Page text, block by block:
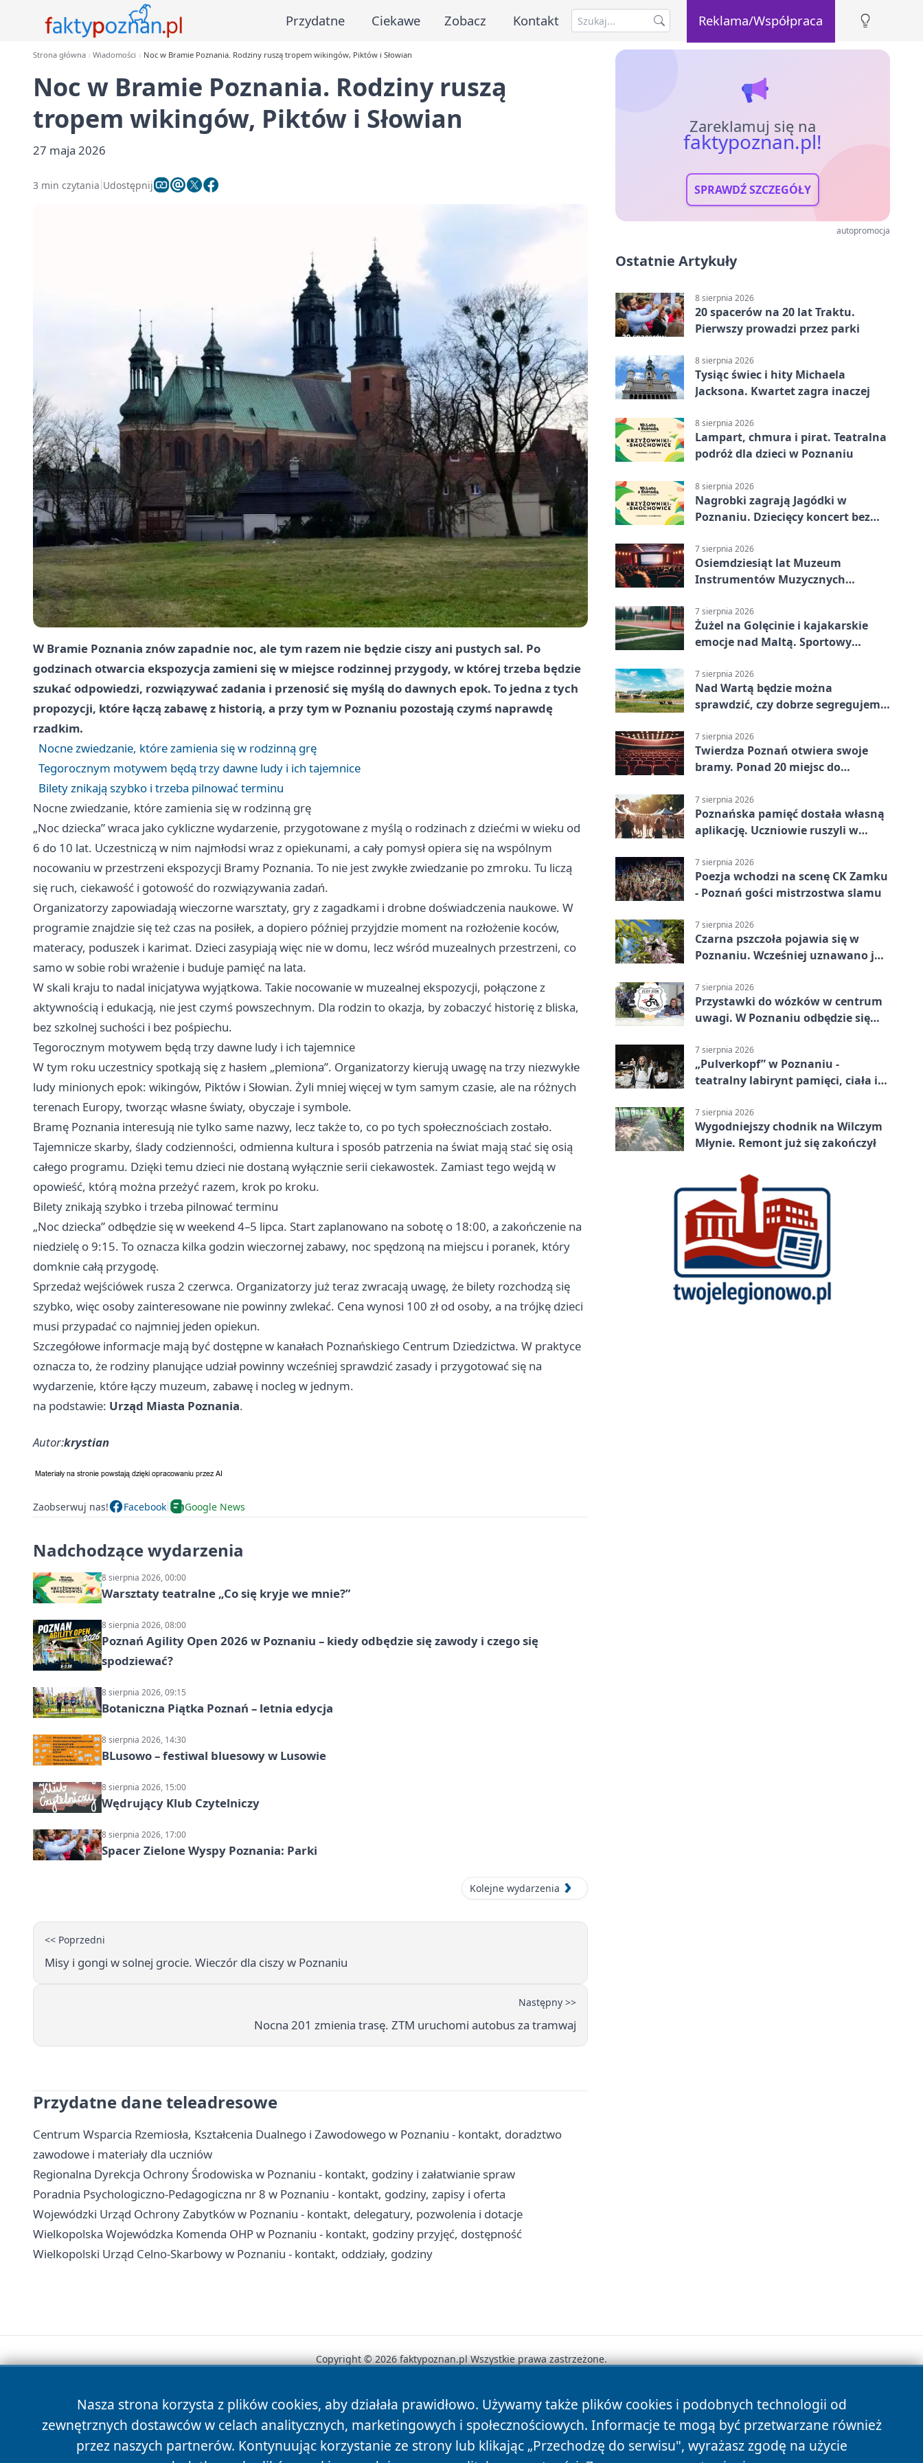
Przydatne Ciekawe Zobacz Kontakt Reklama/Współpraca
Strona główna Wiadomości Noc w Bramie Poznania. Rodziny ruszą tropem wikingów, Piktów i Słowian
Noc w Bramie Poznania. Rodziny ruszą
tropem wikingów, Piktów i Słowian
27 maja 2026
3 min czytania Udostępnij
W Bramie Poznania znów zapadnie noc, ale tym razem nie będzie ciszy ani pustych sal. Po
godzinach otwarcia ekspozycja zamieni się w miejsce rodzinnej przygody, w której trzeba będzie
szukać odpowiedzi, rozwiązywać zadania i przenosić się myślą do dawnych epok. To jedna z tych
propozycji, które łączą zabawę z historią, a przy tym w Poznaniu pozostają czymś naprawdę
rzadkim.
Nocne zwiedzanie, które zamienia się w rodzinną grę
Tegorocznym motywem będą trzy dawne ludy i ich tajemnice
Bilety znikają szybko i trzeba pilnować terminu
Nocne zwiedzanie, które zamienia się w rodzinną grę
„Noc dziecka” wraca jako cykliczne wydarzenie, przygotowane z myślą o rodzinach z dziećmi w wieku od
6 do 10 lat. Uczestniczą w nim najmłodsi wraz z opiekunami, a cały pomysł opiera się na wspólnym
nocowaniu w przestrzeni ekspozycji Bramy Poznania. To nie jest zwykłe zwiedzanie po zmroku. Tu liczą
się ruch, ciekawość i gotowość do rozwiązywania zadań.
Organizatorzy zapowiadają wieczorne warsztaty, gry z zagadkami i drobne doświadczenia naukowe. W
programie znajdzie się też czas na posiłek, a dopiero później przyjdzie moment na rozłożenie koców,
materacy, poduszek i karimat. Dzieci zasypiają więc nie w domu, lecz wśród muzealnych przestrzeni, co
samo w sobie robi wrażenie i buduje pamięć na lata.
W skali kraju to nadal inicjatywa wyjątkowa. Takie nocowanie w muzealnej ekspozycji, połączone z
aktywnością i edukacją, nie jest czymś powszechnym. Dla rodzin to okazja, by zobaczyć historię z bliska,
bez szkolnej suchości i bez pośpiechu.
Tegorocznym motywem będą trzy dawne ludy i ich tajemnice
W tym roku uczestnicy spotkają się z hasłem „plemiona”. Organizatorzy kierują uwagę na trzy niezwykłe
ludy minionych epok: wikingów, Piktów i Słowian. Żyli mniej więcej w tym samym czasie, ale na różnych
terenach Europy, tworząc własne światy, obyczaje i symbole.
Bramę Poznania interesują nie tylko same nazwy, lecz także to, co po tych społecznościach zostało.
Tajemnicze skarby, ślady codzienności, odmienna kultura i sposób patrzenia na świat mają stać się osią
całego programu. Dzięki temu dzieci nie dostaną wyłącznie serii ciekawostek. Zamiast tego wejdą w
opowieść, którą można przeżyć razem, krok po kroku.
Bilety znikają szybko i trzeba pilnować terminu
„Noc dziecka” odbędzie się w weekend 4–5 lipca. Start zaplanowano na sobotę o 18:00, a zakończenie na
niedzielę o 9:15. To oznacza kilka godzin wieczornej zabawy, noc spędzoną na miejscu i poranek, który
domknie całą przygodę.
Sprzedaż wejściówek rusza 2 czerwca. Organizatorzy już teraz zwracają uwagę, że bilety rozchodzą się
szybko, więc osoby zainteresowane nie powinny zwlekać. Cena wynosi 100 zł od osoby, a na trójkę dzieci
musi przypadać co najmniej jeden opiekun.
Szczegółowe informacje mają być dostępne w kanałach Poznańskiego Centrum Dziedzictwa. W praktyce
oznacza to, że rodziny planujące udział powinny wcześniej sprawdzić zasady i przygotować się na
wydarzenie, które łączy muzeum, zabawę i nocleg w jednym.
na podstawie: Urząd Miasta Poznania.
Autor:krystian
Zaobserwuj nas! Facebook Google News
Nadchodzące wydarzenia
8 sierpnia 2026, 00:00
Warsztaty teatralne „Co się kryje we mnie?”
8 sierpnia 2026, 08:00
Poznań Agility Open 2026 w Poznaniu – kiedy odbędzie się zawody i czego się
spodziewać?
8 sierpnia 2026, 09:15
Botaniczna Piątka Poznań – letnia edycja
8 sierpnia 2026, 14:30
BLusowo – festiwal bluesowy w Lusowie
8 sierpnia 2026, 15:00
Wędrujący Klub Czytelniczy
8 sierpnia 2026, 17:00
Spacer Zielone Wyspy Poznania: Parki
Kolejne wydarzenia
<< Poprzedni
Misy i gongi w solnej grocie. Wieczór dla ciszy w Poznaniu
Następny >>
Nocna 201 zmienia trasę. ZTM uruchomi autobus za tramwaj
Przydatne dane teleadresowe
Centrum Wsparcia Rzemiosła, Kształcenia Dualnego i Zawodowego w Poznaniu - kontakt, doradztwo
zawodowe i materiały dla uczniów
Regionalna Dyrekcja Ochrony Środowiska w Poznaniu - kontakt, godziny i załatwianie spraw
Poradnia Psychologiczno-Pedagogiczna nr 8 w Poznaniu - kontakt, godziny, zapisy i oferta
Wojewódzki Urząd Ochrony Zabytków w Poznaniu - kontakt, delegatury, pozwolenia i dotacje
Wielkopolska Wojewódzka Komenda OHP w Poznaniu - kontakt, godziny przyjęć, dostępność
Wielkopolski Urząd Celno-Skarbowy w Poznaniu - kontakt, oddziały, godziny
Zareklamuj się na
faktypoznan.pl!
SPRAWDŹ SZCZEGÓŁY
autopromocja
Ostatnie Artykuły
8 sierpnia 2026
20 spacerów na 20 lat Traktu.
Pierwszy prowadzi przez parki
8 sierpnia 2026
Tysiąc świec i hity Michaela
Jacksona. Kwartet zagra inaczej
8 sierpnia 2026
Lampart, chmura i pirat. Teatralna
podróż dla dzieci w Poznaniu
8 sierpnia 2026
Nagrobki zagrają Jagódki w
Poznaniu. Dziecięcy koncert bez
7 sierpnia 2026
Osiemdziesiąt lat Muzeum
Instrumentów Muzycznych
7 sierpnia 2026
Żużel na Golęcinie i kajakarskie
emocje nad Maltą. Sportowy
7 sierpnia 2026
Nad Wartą będzie można
sprawdzić, czy dobrze segregujemy
7 sierpnia 2026
Twierdza Poznań otwiera swoje
bramy. Ponad 20 miejsc do
7 sierpnia 2026
Poznańska pamięć dostała własną
aplikację. Uczniowie ruszyli w
7 sierpnia 2026
Poezja wchodzi na scenę CK Zamku
- Poznań gości mistrzostwa slamu
7 sierpnia 2026
Czarna pszczoła pojawia się w
Poznaniu. Wcześniej uznawano ją
7 sierpnia 2026
Przystawki do wózków w centrum
uwagi. W Poznaniu odbędzie się
7 sierpnia 2026
„Pulverkopf” w Poznaniu -
teatralny labirynt pamięci, ciała i
7 sierpnia 2026
Wygodniejszy chodnik na Wilczym
Młynie. Remont już się zakończył
Nasza strona korzysta z plików cookies, aby działała prawidłowo. Używamy także plików cookies i podobnych technologii od
zewnętrznych dostawców w celach analitycznych, marketingowych i społecznościowych. Informacje te mogą być przetwarzane również
przez naszych partnerów. Kontynuując korzystanie ze strony lub klikając „Przechodzę do serwisu", wyrażasz zgodę na użycie
Copyright © 2026 faktypoznan.pl Wszystkie prawa zastrzeżone.
News Autorzy Polityka Prywatności Polityka Cookies